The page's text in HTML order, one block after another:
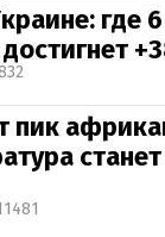
где 6
пик